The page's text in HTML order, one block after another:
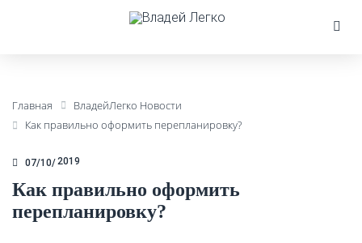
Главная
ВладейЛегко Новости
Как правильно оформить перепланировку?
07/10 2019
Как правильно оформить
перепланировку?